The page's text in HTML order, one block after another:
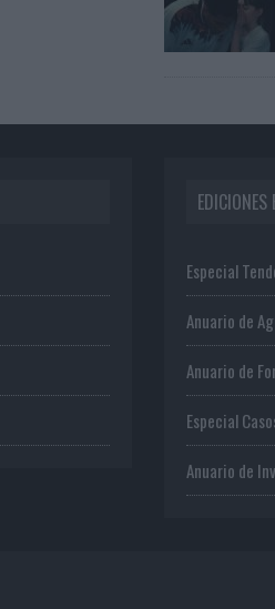
EDICIONES
Especial
Anuario de
Anuario de
Especial
Anuario de